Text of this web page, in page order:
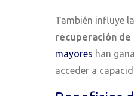
También influye
recuperación
mayores han
acceder a